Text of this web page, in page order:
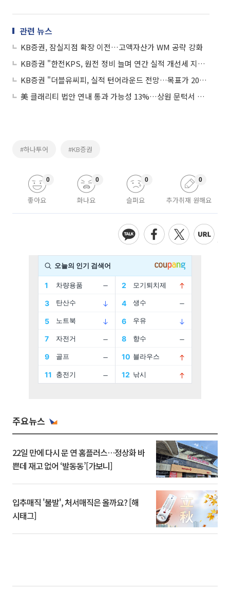
관련 뉴스
KB증권, 잠실지점 확장 이전…고액자산가 WM 공략 강화
KB증권 "한전KPS, 원전 정비 늘며 연간 실적 개선세 지속…체코 수주 기대"
KB증권 "더블유씨피, 실적 턴어라운드 전망…목표가 20%↑"
美 클래리티 법안 연내 통과 가능성 13%…상원 문턱서 제동
#하나투어 #KB증권
좋아요
0
화나요
0
슬퍼요
0
추가취재 원해요
0
주요뉴스
22일 만에 다시 문 연 홈플러스…정상화 바
쁜데 재고 없어 ‘발동동’[가보니]
입추매직 '불발', 처서매직은 올까요? [해
시태그]